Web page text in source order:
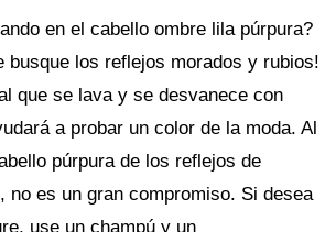
en el cabello ombre lila púrpura?
busque los reflejos morados y rubios!
que se lava y se desvanece con
a probar un color de la moda. Al
púrpura de los reflejos de
no es un gran compromiso. Si desea
use un champú y un